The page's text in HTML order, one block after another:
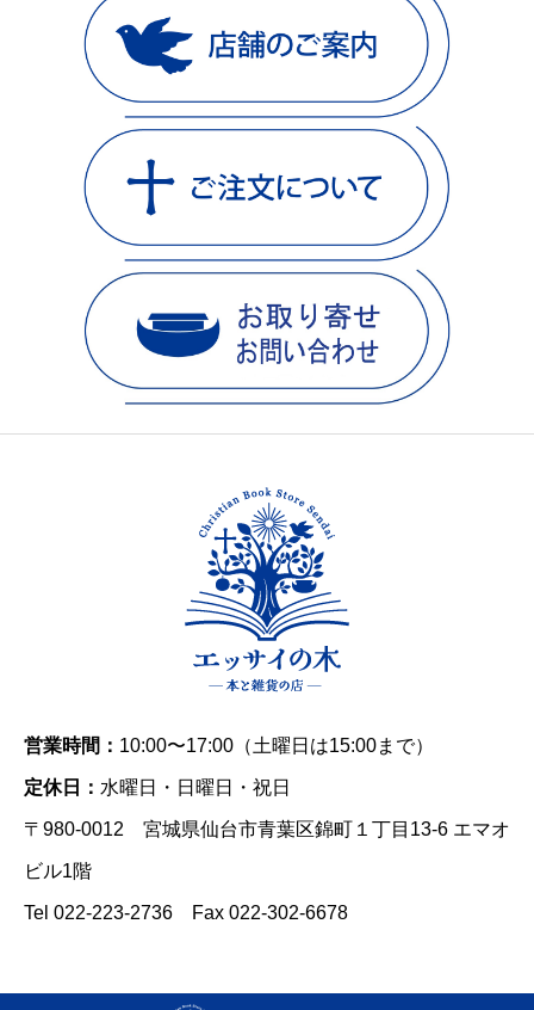
営業時間： 10:00〜17:00（土曜日は15:00まで）
定休日： 水曜日・日曜日・祝日
〒980-0012 宮城県仙台市青葉区錦町１丁目13-6 エマオ
ビル1階
Tel 022-223-2736 Fax 022-302-6678